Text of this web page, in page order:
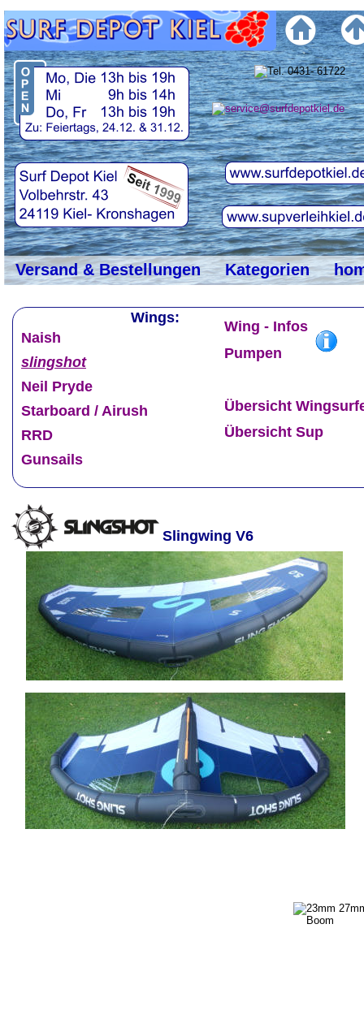
Slingwing V6
Wing - Infos
Pumpen
Übersicht
Übersicht Sup
                           Wings:
Naish
slingshot
Neil Pryde
Starboard / Airush
RRD
Gunsails
#
Versand & Bestellungen Kategorien